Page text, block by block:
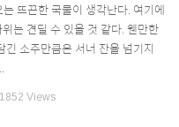
뜨끈한 국물이 생각난다. 여기에
는 견딜 수 있을 것 같다. 웬만한
소주만큼은 서너 잔을 넘기지
1852 Views